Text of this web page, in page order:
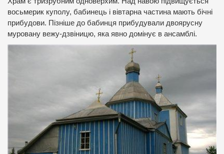
восьмерик куполу, бабинець і вівтарна частина мають бічні
прибудови. Пізніше до бабинця прибудували двоярусну
муровану вежу-дзвіницю, яка явно домінує в ансамблі.